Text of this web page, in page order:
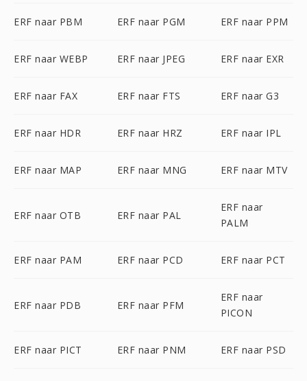
ERF naar PBM ERF naar PGM ERF naar PPM
ERF naar WEBP ERF naar JPEG ERF naar EXR
ERF naar FAX ERF naar FTS ERF naar G3
ERF naar HDR ERF naar HRZ ERF naar IPL
ERF naar MAP ERF naar MNG ERF naar MTV
ERF naar OTB ERF naar PAL
ERF naar
PALM
ERF naar PAM ERF naar PCD ERF naar PCT
ERF naar PDB ERF naar PFM
ERF naar
PICON
ERF naar PICT ERF naar PNM ERF naar PSD